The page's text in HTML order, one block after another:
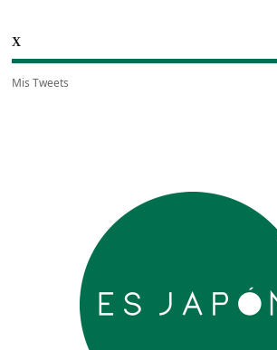
X
Mis Tweets